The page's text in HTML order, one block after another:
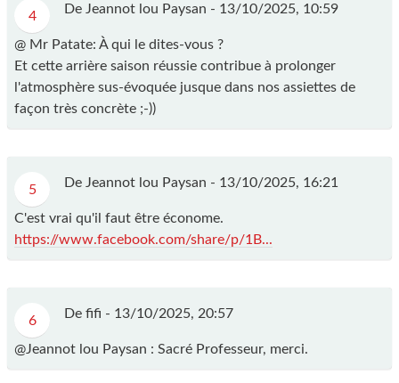
4 De Jeannot lou Paysan - 13/10/2025, 10:59
@ Mr Patate: À qui le dites-vous ?
Et cette arrière saison réussie contribue à prolonger
l'atmosphère sus-évoquée jusque dans nos assiettes de
façon très concrète ;-))
5 De Jeannot lou Paysan - 13/10/2025, 16:21
C'est vrai qu'il faut être économe.
https://www.facebook.com/share/p/1B...
6 De fifi - 13/10/2025, 20:57
@Jeannot lou Paysan : Sacré Professeur, merci.